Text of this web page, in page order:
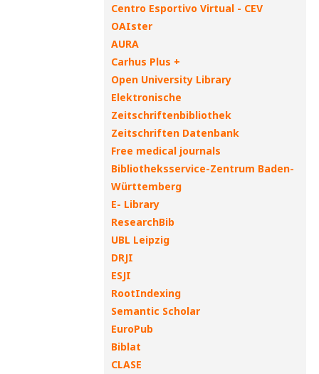
Centro Esportivo Virtual - CEV
OAIster
AURA
Carhus Plus +
Open University Library
Elektronische
Zeitschriftenbibliothek
Zeitschriften Datenbank
Free medical journals
Bibliotheksservice-Zentrum Baden-
Württemberg
E- Library
ResearchBib
UBL Leipzig
DRJI
ESJI
RootIndexing
Semantic Scholar
EuroPub
Biblat
CLASE